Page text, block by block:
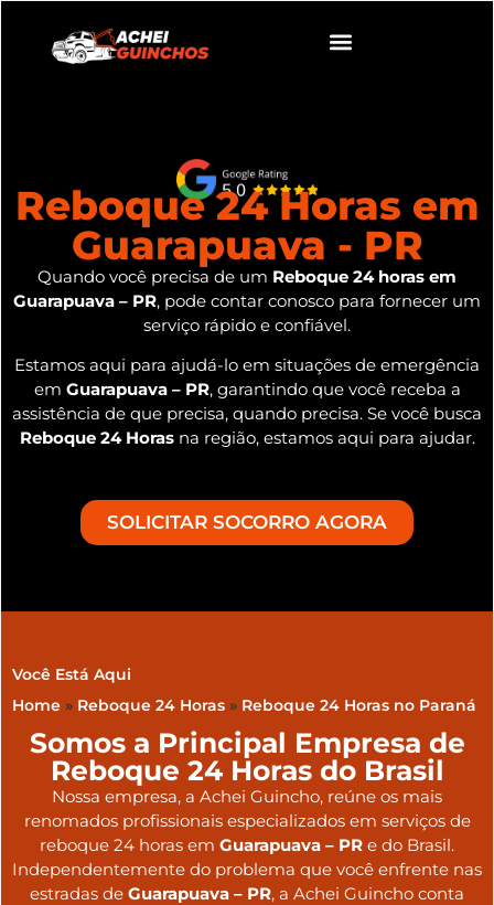
Reboque 24 Horas em
Guarapuava - PR
Quando você precisa de um Reboque 24 horas em
Guarapuava – PR, pode contar conosco para fornecer um
serviço rápido e confiável.
Estamos aqui para ajudá-lo em situações de emergência
em Guarapuava – PR, garantindo que você receba a
assistência de que precisa, quando precisa. Se você busca
Reboque 24 Horasna região, estamos aqui para ajudar.
SOLICITAR SOCORRO AGORA
Você Está Aqui
Home » Reboque 24 Horas » Reboque 24 Horas no Paraná
Somos a Principal Empresa de
Reboque 24 Horas do Brasil
Nossa empresa, a Achei Guincho, reúne os mais
renomados profissionais especializados em serviços de
reboque 24 horas em Guarapuava – PR e do Brasil.
Independentemente do problema que você enfrente nas
estradas de Guarapuava – PR, a Achei Guincho conta